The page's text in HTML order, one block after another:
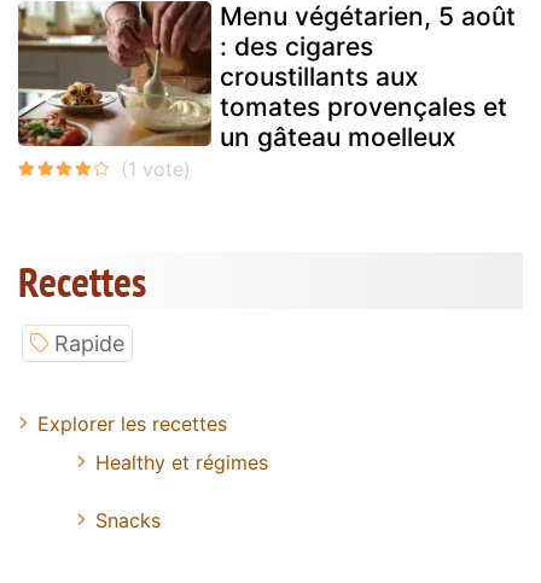
Menu végétarien, 5 août
: des cigares
croustillants aux
tomates provençales et
un gâteau moelleux
Recettes
Rapide
Explorer les recettes
Healthy et régimes
Snacks